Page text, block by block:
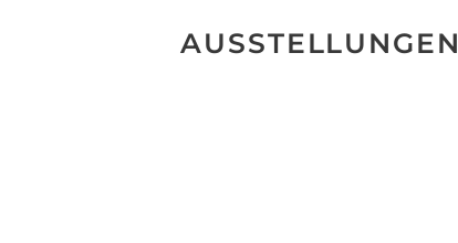
AUSSTELLUNGEN